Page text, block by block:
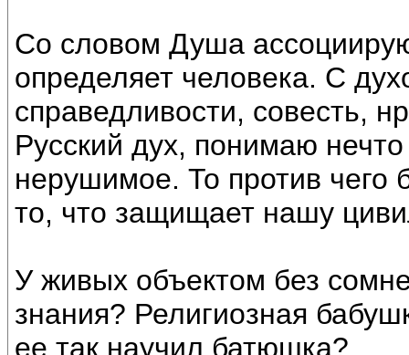
Со словом Душа
определяет человека. С
справедливости, совесть,
Русский дух, понимаю
нерушимое. То против чего
то, что защищает нашу
У живых объектом без
знания? Религиозная
ее так научил батюшка?